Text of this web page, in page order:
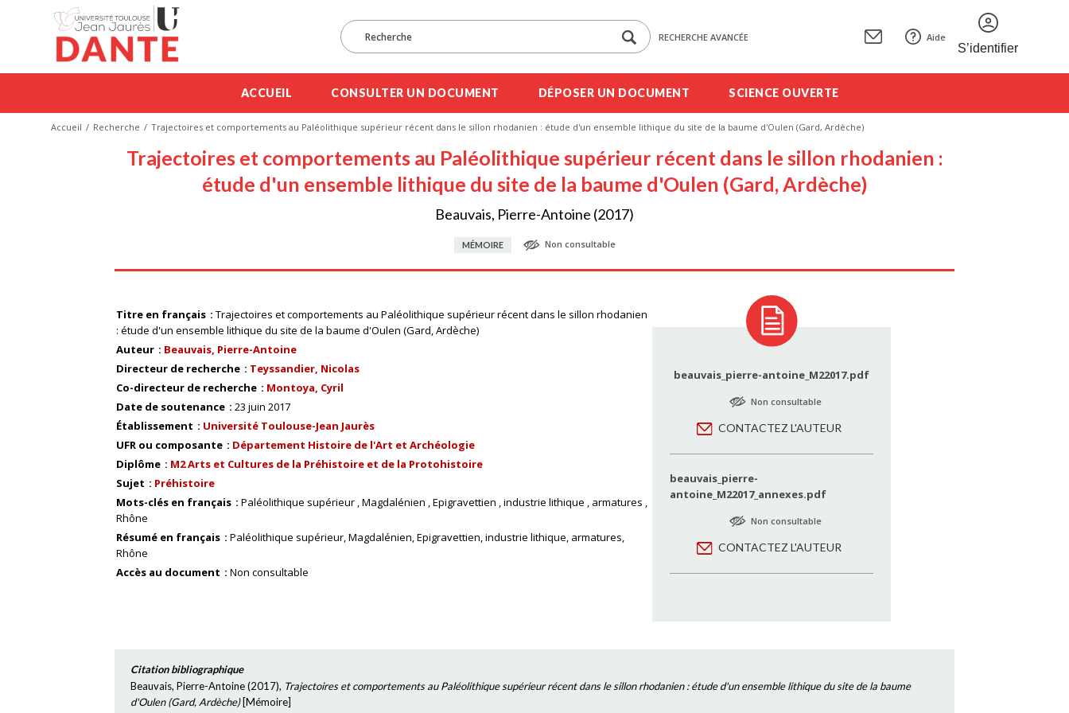
RECHERCHE AVANCÉE Aide
S’identifier
ACCUEIL CONSULTER UN DOCUMENT DÉPOSER UN DOCUMENT SCIENCE OUVERTE
Accueil Recherche Trajectoires et comportements au Paléolithique supérieur récent dans le sillon rhodanien : étude d'un ensemble lithique du site de la baume d'Oulen (Gard, Ardèche)
Trajectoires et comportements au Paléolithique supérieur récent dans le sillon rhodanien :
étude d'un ensemble lithique du site de la baume d'Oulen (Gard, Ardèche)
Beauvais, Pierre-Antoine (2017)
MÉMOIRE Non consultable
Titre en français
Trajectoires et comportements au Paléolithique supérieur récent dans le sillon rhodanien
: étude d'un ensemble lithique du site de la baume d'Oulen (Gard, Ardèche)
Auteur
Beauvais, Pierre-Antoine
Directeur de recherche
Teyssandier, Nicolas
Co-directeur de recherche
Montoya, Cyril
Date de soutenance
23 juin 2017
Établissement
Université Toulouse-Jean Jaurès
UFR ou composante
Département Histoire de l'Art et Archéologie
Diplôme
M2 Arts et Cultures de la Préhistoire et de la Protohistoire
Sujet
Préhistoire
Mots-clés en français
Paléolithique supérieur Magdalénien Epigravettien industrie lithique
armatures
Rhône
Résumé en français
Paléolithique supérieur, Magdalénien, Epigravettien, industrie lithique, armatures,
Rhône
Accès au document
Non consultable
beauvais_pierre-antoine_M22017.pdf
Non consultable
CONTACTEZ L'AUTEUR
beauvais_pierre-
antoine_M22017_annexes.pdf
Non consultable
CONTACTEZ L'AUTEUR
Citation bibliographique
Beauvais, Pierre-Antoine(2017), Trajectoires et comportements au Paléolithique supérieur récent dans le sillon rhodanien : étude d'un ensemble lithique du site de la baume
d'Oulen (Gard, Ardèche)[Mémoire]